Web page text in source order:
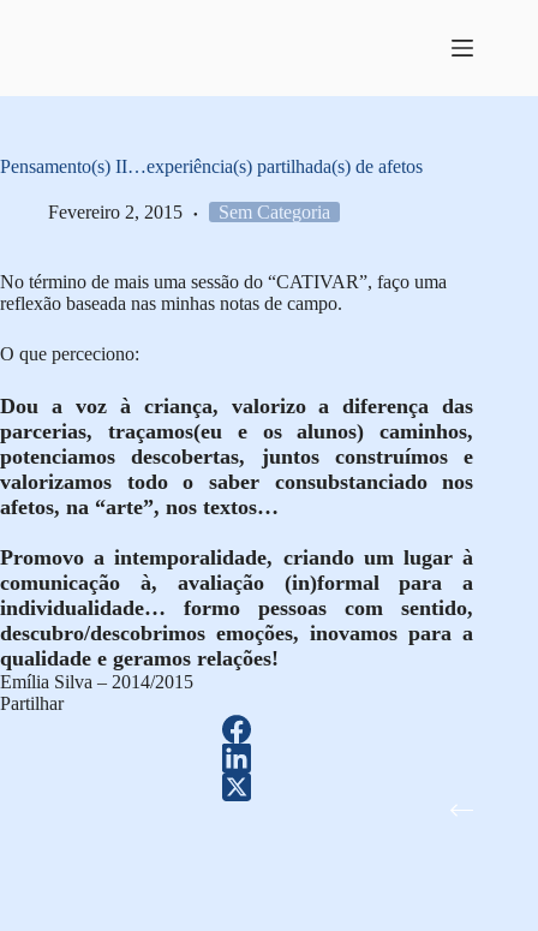
Pensamento(s) II…experiência(s) partilhada(s) de afetos
Fevereiro 2, 2015 Sem Categoria
No término de mais uma sessão do “CATIVAR”, faço uma
reflexão baseada nas minhas notas de campo.
O que perceciono:
Dou a voz à criança, valorizo a diferença das
parcerias, traçamos(eu e os alunos) caminhos,
potenciamos descobertas, juntos construímos e
valorizamos todo o saber consubstanciado nos
afetos, na “arte”, nos textos…
Promovo a intemporalidade, criando um lugar à
comunicação à, avaliação (in)formal para a
individualidade… formo pessoas com sentido,
descubro/descobrimos emoções, inovamos para a
qualidade e geramos relações!
Emília Silva – 2014/2015
Partilhar